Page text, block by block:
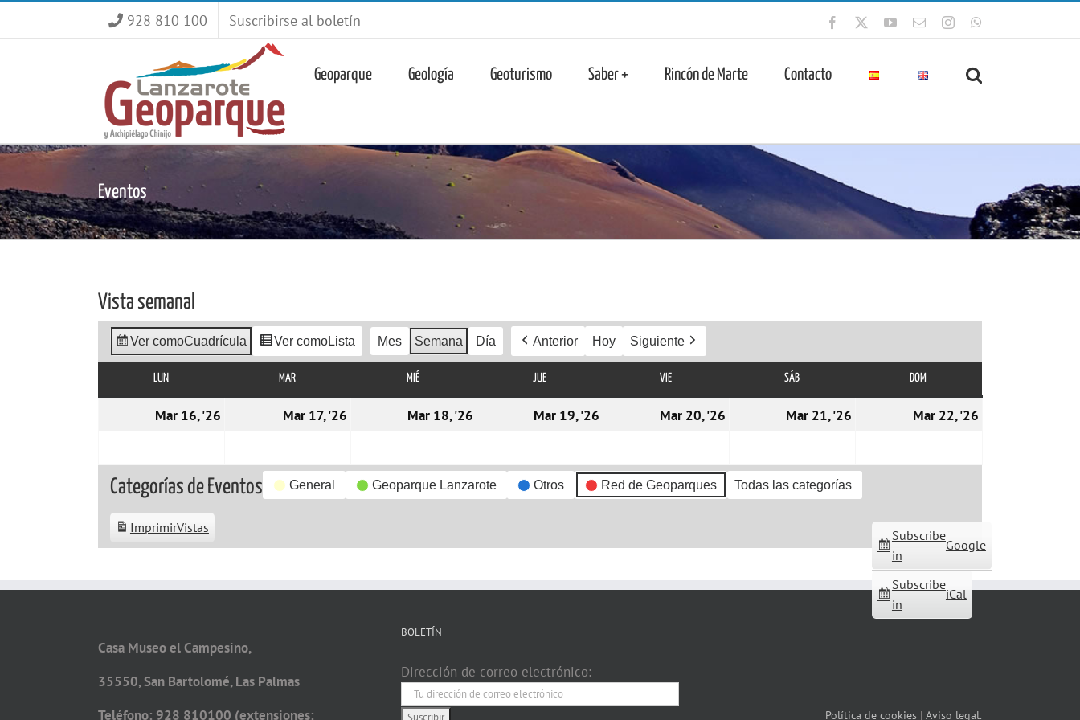
928 810 100 Suscribirse al boletín Facebook YouTube
CorreoInstagram
Geoparque Geología Geoturismo Saber + Rincón de Marte Contacto
Eventos
Vista semanal
Ver comoCuadrícula Ver comoLista Mes Semana Día Anterior Hoy Siguiente
LUNLUNES MARMARTES MIÉ JUEJUEVES VIEVIERNES SÁBSÁBADO DOM
Mar 16, '26 16/03/2026Mar 17, '26 17/03/2026Mar 18, '26 18/03/2026Mar 19, '26 19/03/2026Mar 20, '26 20/03/2026Mar 21, '26 21/03/2026Mar 22, '26
Categorías de Eventos General Geoparque Lanzarote Otros Red de Geoparques Todas las categorías
Subscribe
in
Google
Subscribe
in
iCal
ImprimirVistas
Casa Museo el Campesino,
35550, San Bartolomé, Las Palmas
Teléfono: 928 810100 (extensiones:
BOLETÍN
Dirección de correo electrónico:
Política de cookies | Aviso legal.